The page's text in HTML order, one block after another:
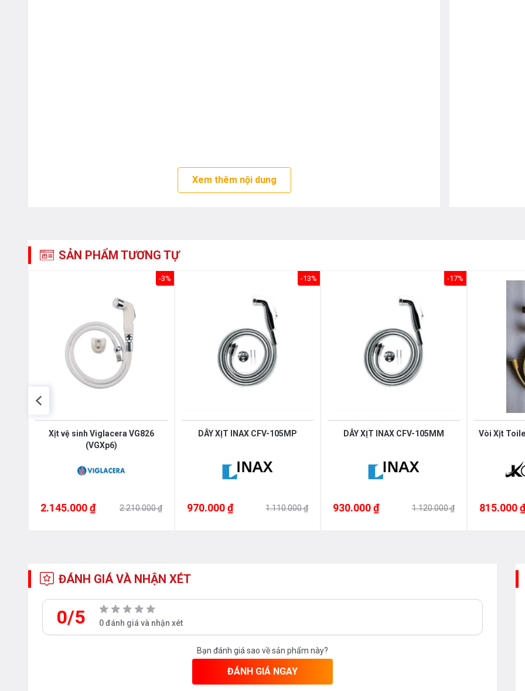
Xem thêm nội dung
SẢN PHẨM TƯƠNG TỰ
-3%
Xịt vệ sinh Viglacera VG826
(VGXp6)
2.145.000 ₫ 2.210.000 ₫
-13%
DÂY XỊT INAX CFV-105MP
970.000 ₫ 1.110.000 ₫
-17%
DÂY XỊT INAX CFV-105MM
930.000 ₫ 1.120.000 ₫
Vòi Xịt
815.000 ₫
ĐÁNH GIÁ VÀ NHẬN XÉT
0/5 0 đánh giá và nhận xét
Bạn đánh giá sao về sản phẩm này?
ĐÁNH GIÁ NGAY